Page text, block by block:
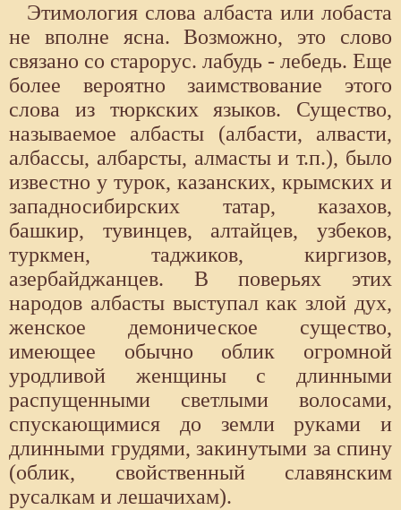
Этимология слова албаста или лобаста
не вполне ясна. Возможно, это слово
связано со старорус. лабудь - лебедь. Еще
более вероятно заимствование этого
слова из тюркских языков. Существо,
называемое албасты (албасти, алвасти,
албассы, албарсты, алмасты и т.п.), было
известно у турок, казанских, крымских и
западносибирских татар, казахов,
башкир, тувинцев, алтайцев, узбеков,
туркмен, таджиков, киргизов,
азербайджанцев. В поверьях этих
народов албасты выступал как злой дух,
женское демоническое существо,
имеющее обычно облик огромной
уродливой женщины с длинными
распущенными светлыми волосами,
спускающимися до земли руками и
длинными грудями, закинутыми за спину
(облик, свойственный славянским
русалкам и лешачихам).